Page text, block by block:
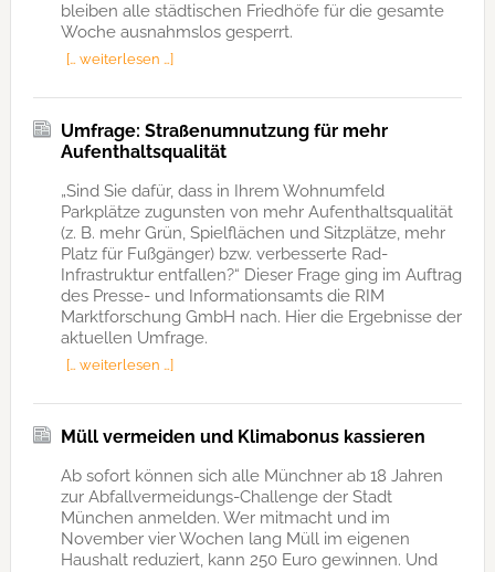
bleiben alle städtischen Friedhöfe für die gesamte
Woche ausnahmslos gesperrt.
[… weiterlesen …]
Umfrage: Straßenumnutzung für mehr
Aufenthaltsqualität
„Sind Sie dafür, dass in Ihrem Wohnumfeld
Parkplätze zugunsten von mehr Aufenthaltsqualität
(z. B. mehr Grün, Spielflächen und Sitzplätze, mehr
Platz für Fußgänger) bzw. verbesserte Rad-
Infrastruktur entfallen?“ Dieser Frage ging im Auftrag
des Presse- und Informationsamts die RIM
Marktforschung GmbH nach. Hier die Ergebnisse der
aktuellen Umfrage.
[… weiterlesen …]
Müll vermeiden und Klimabonus kassieren
Ab sofort können sich alle Münchner ab 18 Jahren
zur Abfallvermeidungs-Challenge der Stadt
München anmelden. Wer mitmacht und im
November vier Wochen lang Müll im eigenen
Haushalt reduziert, kann 250 Euro gewinnen. Und